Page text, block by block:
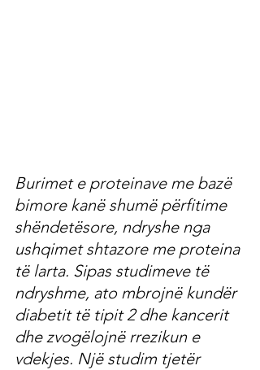
Burimet e proteinave me bazë
bimore kanë shumë përfitime
shëndetësore, ndryshe nga
ushqimet shtazore me proteina
të larta. Sipas studimeve të
ndryshme, ato mbrojnë kundër
diabetit të tipit 2 dhe kancerit
dhe zvogëlojnë rrezikun e
vdekjes. Një studim tjetër